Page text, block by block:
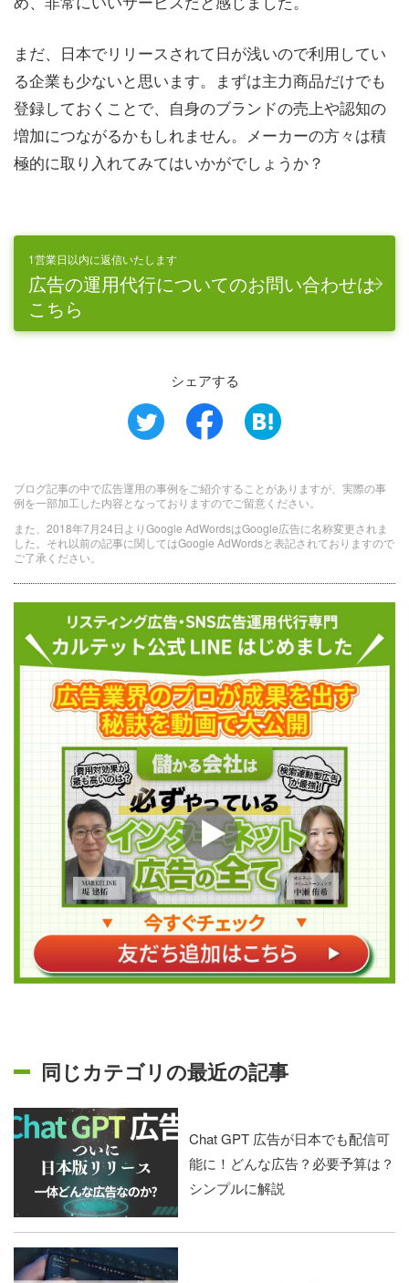
まだ、日本でリリースされて日が浅いので利用してい
る企業も少ないと思います。まずは主力商品だけでも
登録しておくことで、自身のブランドの売上や認知の
増加につながるかもしれません。メーカーの方々は積
極的に取り入れてみてはいかがでしょうか？
1営業日以内に返信いたします
広告の運用代行についてのお問い合わせは
こちら
シェアする
ブログ記事の中で広告運用の事例をご紹介することがありますが、実際の事
例を一部加工した内容となっておりますのでご留意ください。
また、2018年7月24日よりGoogle AdWordsはGoogle広告に名称変更されま
した。それ以前の記事に関してはGoogle AdWordsと表記されておりますので
ご了承ください。
同じカテゴリの最近の記事
Chat GPT 広告が日本でも配信可
能に！どんな広告？必要予算は？
シンプルに解説